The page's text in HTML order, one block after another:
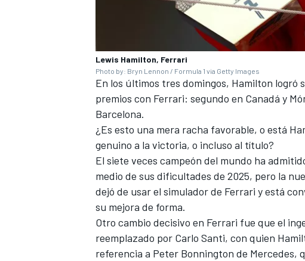
Lewis Hamilton, Ferrari
Photo by: Bryn Lennon / Formula 1 via Getty Images
En los últimos tres domingos, Hamilton logró
premios con Ferrari: segundo en Canadá y
Barcelona.
¿Es esto una mera racha favorable, o está
genuino a la victoria, o incluso al título?
El siete veces campeón del mundo ha
medio de sus dificultades de 2025, pero la
dejó de usar el simulador de Ferrari y está
su mejora de forma.
Otro cambio decisivo en Ferrari fue que el
reemplazado por Carlo Santi, con quien
referencia a Peter Bonnington de Mercedes,